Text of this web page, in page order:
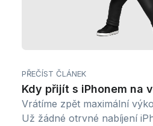
PŘEČÍST ČLÁNEK
Kdy přijít s iPhonem na
Vrátíme zpět maximální
Už žádné otrvné nabíjení